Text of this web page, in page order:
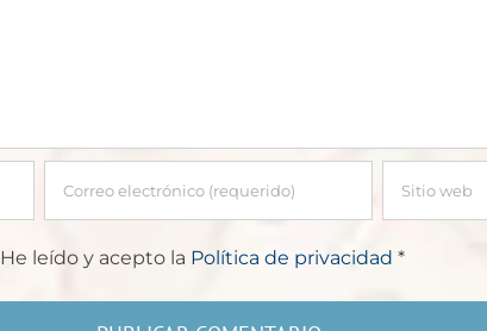
He leído y acepto la Política de privacidad*